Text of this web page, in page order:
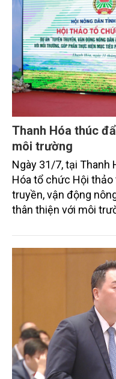
Thanh Hóa thúc
môi trường
Ngày 31/7, tại Thanh
Hóa tổ chức Hội thảo
truyền, vận động
thân thiện với môi
trình thu hút sự tham
từ các cơ quan quản
doanh nghiệp, hợp
tiếp triển khai mô